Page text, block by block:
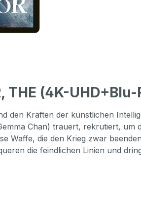
THE (4K-UHD+Blu-
den Kräften der künstlichen
Chan) trauert, rekrutiert,
Waffe, die den Krieg zwar
die feindlichen Linien und